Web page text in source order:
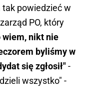
tak powiedzieć w
PO, który
wiem, nikt nie
byliśmy w
się zgłosił"-
wszystko" -